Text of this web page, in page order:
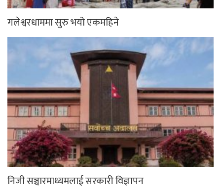
गलेश्वरधाममा सुरु भयो एकमहिने
निजी सञ्चारमाध्यमलाई सरकारी विज्ञापन